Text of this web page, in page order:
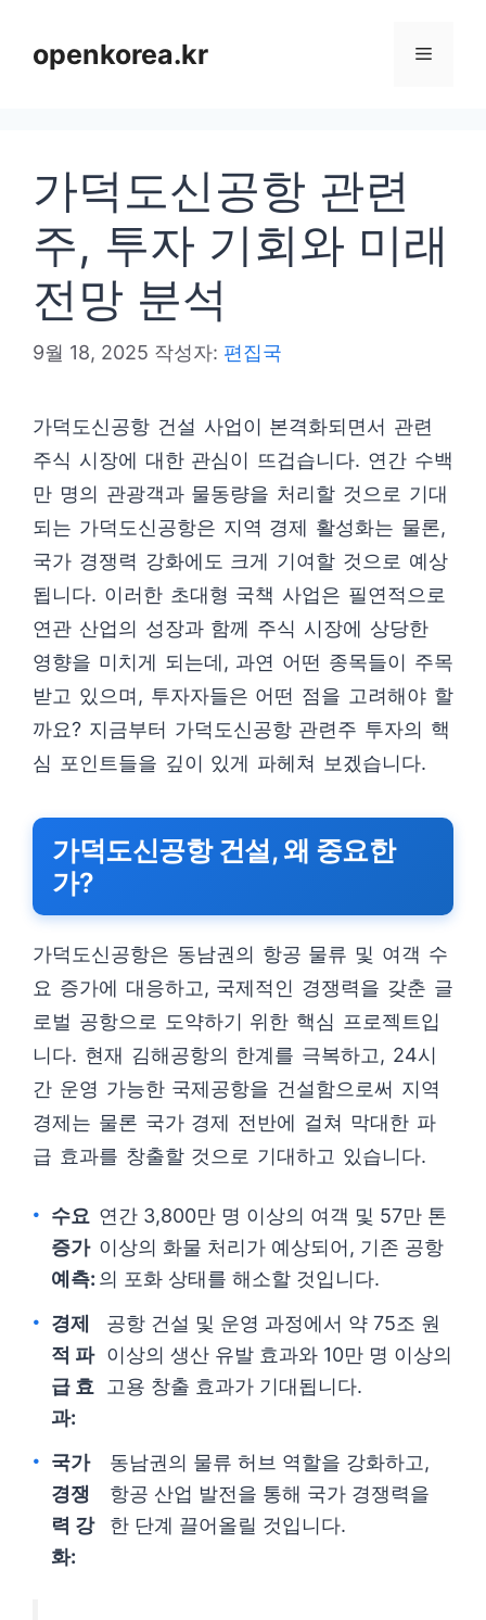
openkorea.kr 메
가덕도신공항 관련
주, 투자 기회와 미래
전망 분석
9월 18, 2025 작성자: 편집국
가덕도신공항 건설 사업이 본격화되면서 관련
주식 시장에 대한 관심이 뜨겁습니다. 연간 수백
만 명의 관광객과 물동량을 처리할 것으로 기대
되는 가덕도신공항은 지역 경제 활성화는 물론,
국가 경쟁력 강화에도 크게 기여할 것으로 예상
됩니다. 이러한 초대형 국책 사업은 필연적으로
연관 산업의 성장과 함께 주식 시장에 상당한
영향을 미치게 되는데, 과연 어떤 종목들이 주목
받고 있으며, 투자자들은 어떤 점을 고려해야 할
까요? 지금부터 가덕도신공항 관련주 투자의 핵
심 포인트들을 깊이 있게 파헤쳐 보겠습니다.
가덕도신공항 건설, 왜 중요한
가?
가덕도신공항은 동남권의 항공 물류 및 여객 수
요 증가에 대응하고, 국제적인 경쟁력을 갖춘 글
로벌 공항으로 도약하기 위한 핵심 프로젝트입
니다. 현재 김해공항의 한계를 극복하고, 24시
간 운영 가능한 국제공항을 건설함으로써 지역
경제는 물론 국가 경제 전반에 걸쳐 막대한 파
급 효과를 창출할 것으로 기대하고 있습니다.
수요
증가
예측:
연간 3,800만 명 이상의 여객 및 57만 톤
이상의 화물 처리가 예상되어, 기존 공항
의 포화 상태를 해소할 것입니다.
경제
적 파
급 효
과:
공항 건설 및 운영 과정에서 약 75조 원
이상의 생산 유발 효과와 10만 명 이상의
고용 창출 효과가 기대됩니다.
국가
경쟁
력 강
화:
동남권의 물류 허브 역할을 강화하고,
항공 산업 발전을 통해 국가 경쟁력을
한 단계 끌어올릴 것입니다.